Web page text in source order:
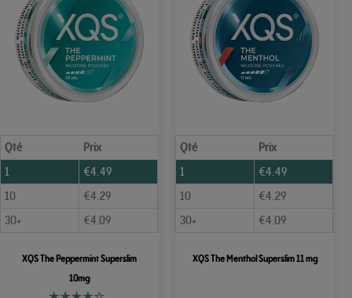
Qté
Prix
1
€4.49
10
€4.29
30+
€4.09
XQS The Peppermint Superslim
10mg
Qté
Prix
1
€4.49
10
€4.29
30+
€4.09
XQS The Menthol Superslim 11 mg